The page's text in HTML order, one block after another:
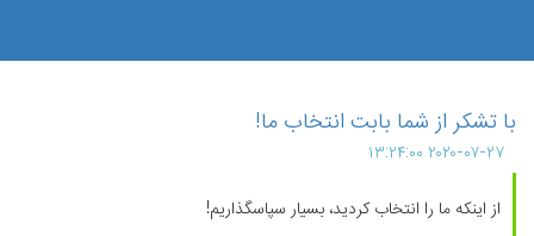
با تشکر از شما بابت انتخاب ما!
۲۰۲۰-۰۷-۲۷ ۱۳:۲۴:۰۰
از اینکه ما را انتخاب کردید، بسیار سپاسگذاریم!